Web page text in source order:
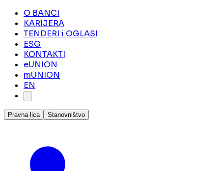
O BANCI
KARIJERA
TENDERI i OGLASI
ESG
KONTAKTI
eUNION
mUNION
EN
Pravna lica Stanovništvo